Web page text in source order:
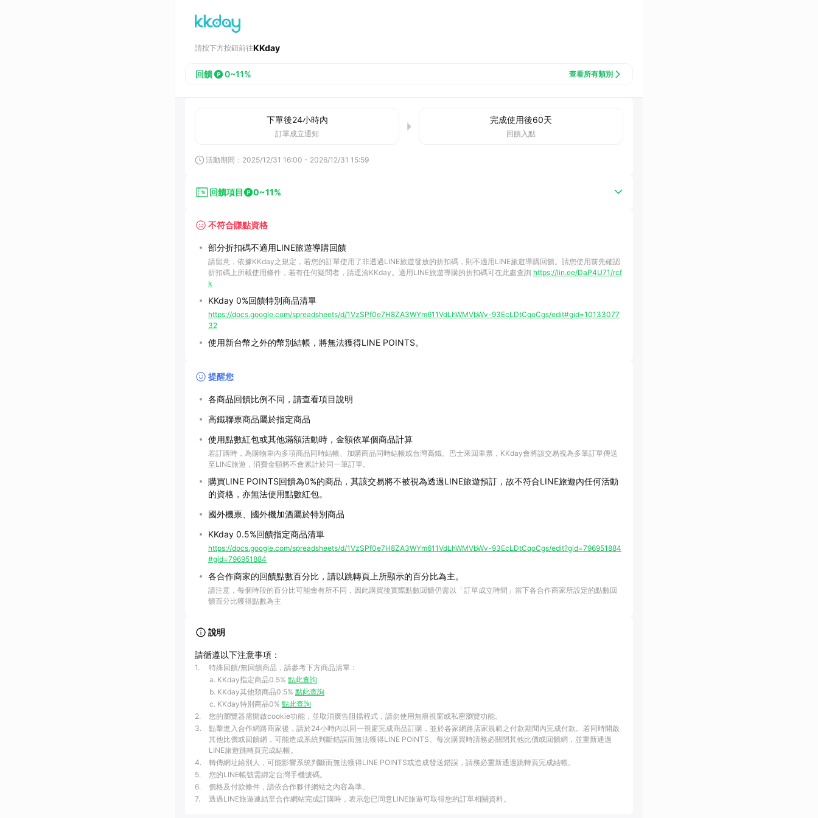
請按下方按鈕前往KKday
回饋 0~11% 查看所有類別
下單後24小時內
訂單成立通知
完成使用後60天
回饋入點
活動期間： 2025/12/31 16:00 - 2026/12/31 15:59
回饋項目 0~11%
不符合賺點資格
部分折扣碼不適用LINE旅遊導購回饋
請留意，依據KKday之規定，若您的訂單使用了非透過LINE旅遊發放的折扣碼，則不適用LINE旅遊導購回饋。請您使用前先確認
折扣碼上所載使用條件，若有任何疑問者，請逕洽KKday。適用LINE旅遊導購的折扣碼可在此處查詢 https://lin.ee/DaP4U71/rcf
k
KKday 0%回饋特別商品清單
https://docs.google.com/spreadsheets/d/1VzSPf0e7H8ZA3WYm611VdLhWMVbWv-93EcLDtCqoCgs/edit#gid=10133077
32
使用新台幣之外的幣別結帳，將無法獲得LINE POINTS。
提醒您
各商品回饋比例不同，請查看項目說明
高鐵聯票商品屬於指定商品
使用點數紅包或其他滿額活動時，金額依單個商品計算
若訂購時，為購物車內多項商品同時結帳、加購商品同時結帳或台灣高鐵、巴士來回車票，KKday會將該交易視為多筆訂單傳送
至LINE旅遊，消費金額將不會累計於同一筆訂單。
購買LINE POINTS回饋為0%的商品，其該交易將不被視為透過LINE旅遊預訂，故不符合LINE旅遊內任何活動
的資格，亦無法使用點數紅包。
國外機票、國外機加酒屬於特別商品
KKday 0.5%回饋指定商品清單
https://docs.google.com/spreadsheets/d/1VzSPf0e7H8ZA3WYm611VdLhWMVbWv-93EcLDtCqoCgs/edit?gid=796951884
#gid=796951884
各合作商家的回饋點數百分比，請以跳轉頁上所顯示的百分比為主。
請注意，每個時段的百分比可能會有所不同，因此購買後實際點數回饋仍需以「訂單成立時間」當下各合作商家所設定的點數回
饋百分比獲得點數為主
說明
請循遵以下注意事項：
1.
特殊回饋/無回饋商品，請參考下方商品清單：
KKday指定商品0.5% 點此查詢
KKday其他類商品0.5% 點此查詢
KKday特別商品0% 點此查詢
2.
您的瀏覽器需開啟cookie功能，並取消廣告阻擋程式，請勿使用無痕視窗或私密瀏覽功能。
3.
點擊進入合作網路商家後，請於24小時內以同一視窗完成商品訂購，並於各家網路店家規範之付款期間內完成付款。若同時開啟
其他比價或回饋網，可能造成系統判斷錯誤而無法獲得LINE POINTS。每次購買時請務必關閉其他比價或回饋網，並重新通過
LINE旅遊跳轉頁完成結帳。
4.
轉傳網址給別人，可能影響系統判斷而無法獲得LINE POINTS或造成發送錯誤，請務必重新通過跳轉頁完成結帳。
5.
您的LINE帳號需綁定台灣手機號碼。
6.
價格及付款條件，請依合作夥伴網站之內容為準。
7. 透過LINE旅遊連結至合作網站完成訂購時，表示您已同意LINE旅遊可取得您的訂單相關資料。